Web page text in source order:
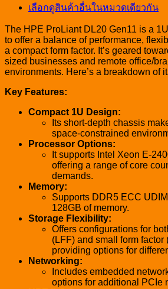
เลือกดูสินค้าอื่นในหมวดเดียวกัน
The HPE ProLiant DL20 Gen11 is a
to offer a balance of performance,
a compact form factor. It’s geared
sized businesses and remote office/
environments. Here’s a breakdown of
Key Features:
Compact 1U Design:
Its short-depth chassis
space-constrained
Processor Options:
It supports Intel Xeon E-
offering a range of core
demands.
Memory:
Supports DDR5 ECC
128GB of memory.
Storage Flexibility:
Offers configurations for
(LFF) and small form factor
providing options for
Networking:
Includes embedded
options for additional PCIe